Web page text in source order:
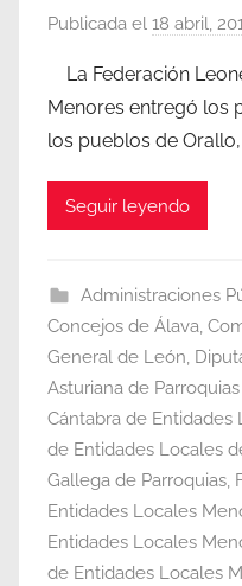
Publicada el 18 abril,
La Federación
Menores entregó los
los pueblos de
Seguir leyendo
Administraciones
Concejos de Álava,
General de León,
Asturiana de
Cántabra de Entidades
de Entidades Locales
Gallega de Parroquias,
Entidades Locales
Entidades Locales
de Entidades Locales